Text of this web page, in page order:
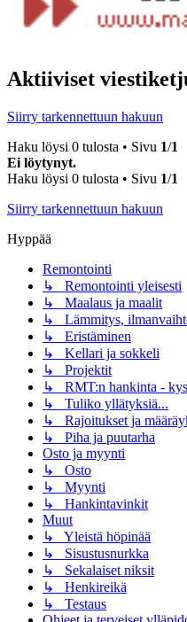
Aktiiviset
Siirry tarkennettuun hakuun
Haku löysi 0 tulosta • Sivu 1/1
Ei löytynyt.
Haku löysi 0 tulosta • Sivu 1/1
Siirry tarkennettuun hakuun
Hyppää
Remontointi
↳ Remontointi yleisesti
↳ Maalaus ja maalit
↳ Lämmitys,
↳ Eristäminen
↳ Kellari ja sokkeli
↳ Projektit
↳ RMT:n hankinta -
↳ Tuliko yllätyksiä...
↳ Rajoitukset ja
↳ Piha ja puutarha
Osto ja myynti
↳ Osto
↳ Myynti
↳ Hankintavinkit
Muut
↳ Yleistä höpinää
↳ Sisustusnurkka
↳ Sekalaiset niksit
↳ Henkireikä
↳ Testaus